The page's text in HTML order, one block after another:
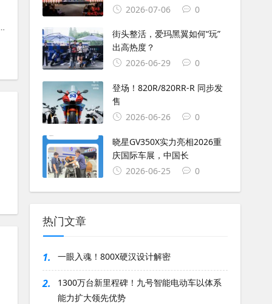
钱江AK628
钱江摩托车 #钱江闪250 #复古摩托车
赛科龙RE560 #赛科龙RX6 #
2026-07-06
0
街头整活，爱玛黑翼如何“玩”
出高热度？
2026-06-29
0
登场！820R/820RR-R 同步发
售
2026-06-26
0
晓星GV350X实力亮相2026重
庆国际车展，中国长
2026-06-25
0
热门文章
1. 一眼入魂！800X硬汉设计解密
2.
1300万台新里程碑！九号智能电动车以体系
能力扩大领先优势